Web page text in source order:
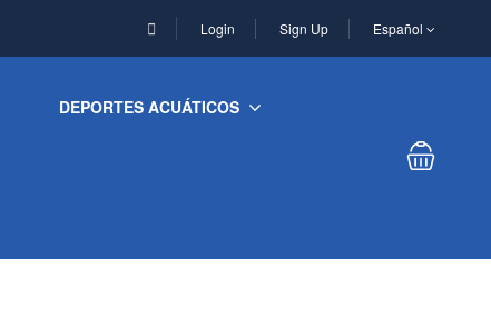
Login Sign Up Español
DEPORTES ACUÁTICOS